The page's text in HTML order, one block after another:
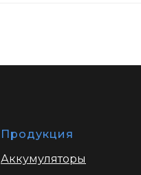
Продукция
Аккумуляторы